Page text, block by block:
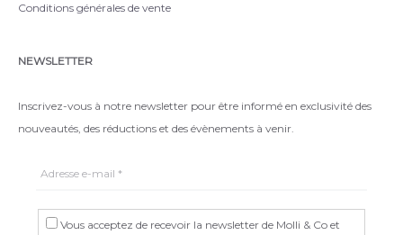
Conditions générales de vente
NEWSLETTER
Inscrivez-vous à notre newsletter pour être informé en exclusivité des
nouveautés, des réductions et des évènements à venir.
Vous acceptez de recevoir la newsletter de Molli & Co et